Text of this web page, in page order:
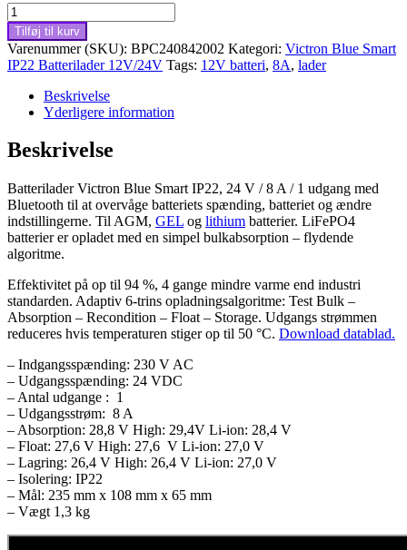
Victron
Energy
Blue
Smart
IP22
Charger
24/8
8A
antal
Tilføj til kurv
Varenummer (SKU): BPC240842002 Kategori: Victron Blue Smart
IP22 Batterilader 12V/24V Tags: 12V batteri, 8A, lader
Beskrivelse
Yderligere information
Beskrivelse
Batterilader Victron Blue Smart IP22, 24 V / 8 A / 1 udgang med
Bluetooth til at overvåge batteriets spænding, batteriet og ændre
indstillingerne. Til AGM, GEL og lithium batterier. LiFePO4
batterier er opladet med en simpel bulkabsorption – flydende
algoritme.
Effektivitet på op til 94 %, 4 gange mindre varme end industri
standarden. Adaptiv 6-trins opladningsalgoritme: Test Bulk –
Absorption – Recondition – Float – Storage. Udgangs strømmen
reduceres hvis temperaturen stiger op til 50 °C. Download datablad.
– Indgangsspænding: 230 V AC
– Udgangsspænding: 24 VDC
– Antal udgange : 1
– Udgangsstrøm: 8 A
– Absorption: 28,8 V High: 29,4V Li-ion: 28,4 V
– Float: 27,6 V High: 27,6 V Li-ion: 27,0 V
– Lagring: 26,4 V High: 26,4 V Li-ion: 27,0 V
– Isolering: IP22
– Mål: 235 mm x 108 mm x 65 mm
– Vægt 1,3 kg